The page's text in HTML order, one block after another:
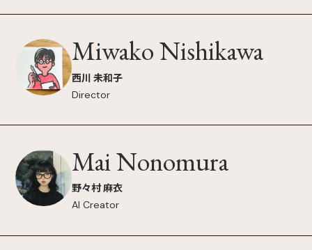
Miwako Nishikawa
西川 未和子
Director
Mai Nonomura
野々村 麻衣
AI Creator